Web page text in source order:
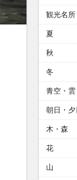
観光名所
夏
秋
冬
青空・雲
朝日・夕
木・森
花
山